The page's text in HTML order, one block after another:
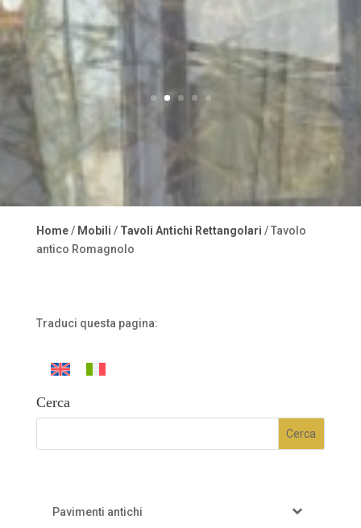
Home/ Mobili / Tavoli Antichi Rettangolari / Tavolo
antico Romagnolo
Traduci questa pagina:
Cerca
Pavimenti antichi
–